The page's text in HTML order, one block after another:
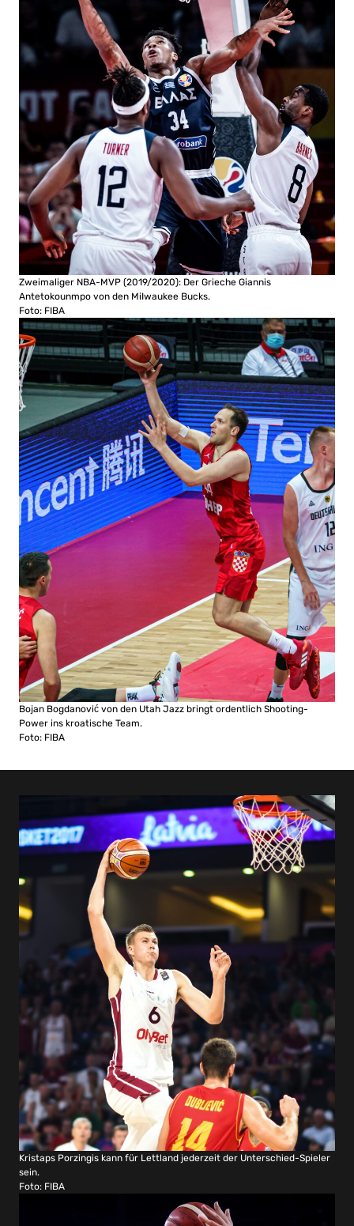
Zweimaliger NBA-MVP (2019/2020): Der Grieche Giannis
Antetokounmpo von den MiIwaukee Bucks.
Foto: FIBA
Bojan Bogdanović von den Utah Jazz bringt ordentlich Shooting-
Power ins kroatische Team.
Foto: FIBA
Kristaps Porzingis kann für Lettland jederzeit der Unterschied-Spieler
sein.
Foto: FIBA